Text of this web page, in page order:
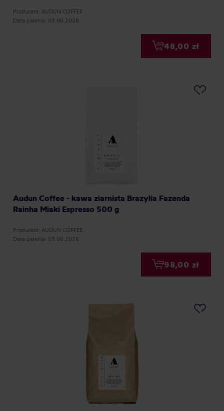
Producent: AUDUN COFFEE
Data palenia: 03.06.2026
48,00 zł
Audun Coffee - kawa ziarnista Brazylia Fazenda
Rainha Miaki Espresso 500 g
Producent: AUDUN COFFEE
Data palenia: 03.06.2026
98,00 zł